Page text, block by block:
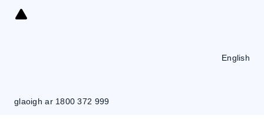
Skip
glaoigh ar 1800 372 999
English